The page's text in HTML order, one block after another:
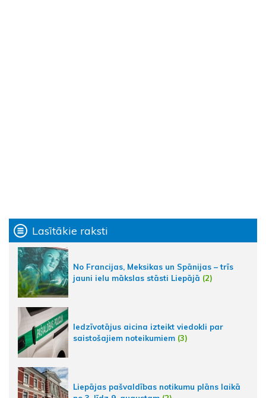
Lasītākie raksti
No Francijas, Meksikas un Spānijas – trīs
jauni ielu mākslas stāsti Liepājā (2)
Iedzīvotājus aicina izteikt viedokli par
saistošajiem noteikumiem (3)
Liepājas pašvaldības notikumu plāns laikā